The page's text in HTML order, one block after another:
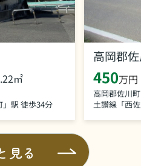
㎡
」駅 徒歩34分
高岡郡
450万円
高岡郡佐川
土讃線「西
見る